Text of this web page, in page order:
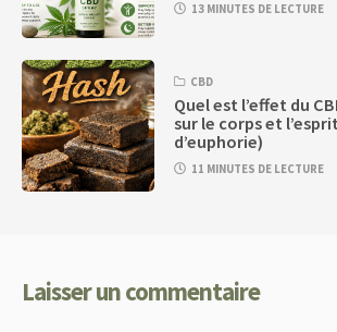
13 MINUTES DE LECTURE
CBD
Quel est l’effet du
sur le corps et
d’euphorie)
11 MINUTES DE LECTURE
Laisser un commentaire